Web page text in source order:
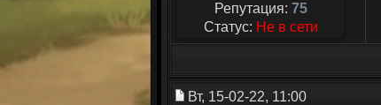
Репутация: 75
Статус: Не в сети
Вт, 15-02-22, 11:00